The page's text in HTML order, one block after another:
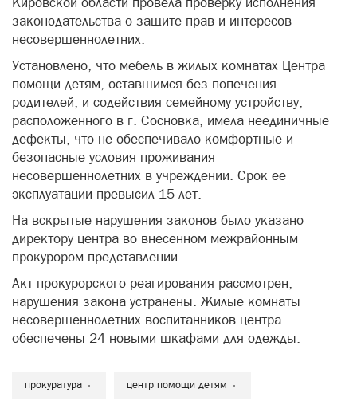
помощи детям, оставшимся без попечения
родителей, и содействия семейному устройству,
расположенного в г. Сосновка, имела неединичные
дефекты, что не обеспечивало комфортные и
безопасные условия проживания
несовершеннолетних в учреждении. Срок её
эксплуатации превысил 15 лет.
На вскрытые нарушения законов было указано
директору центра во внесённом межрайонным
прокурором представлении.
нарушения закона устранены. Жилые комнаты
несовершеннолетних воспитанников центра
обеспечены 24 новыми шкафами для одежды.
прокуратура центр помощи детям
сосновка обновление мебели
Комментировать